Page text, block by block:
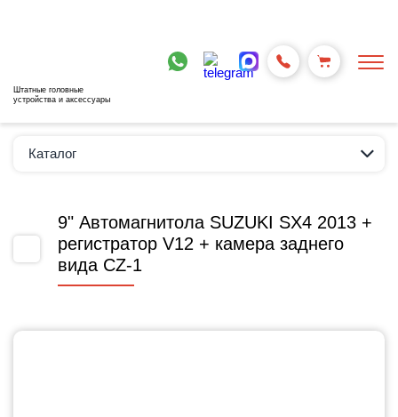
Штатные головные
устройства и аксессуары
Каталог
9" Автомагнитола SUZUKI SX4 2013 +
регистратор V12 + камера заднего
вида CZ-1